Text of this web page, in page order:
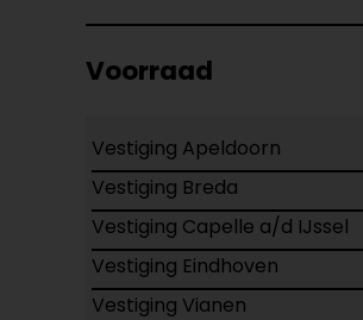
Voorraad
Vestiging Apeldoorn
Vestiging Breda
Vestiging Capelle a/d IJssel
Vestiging Eindhoven
Vestiging Vianen